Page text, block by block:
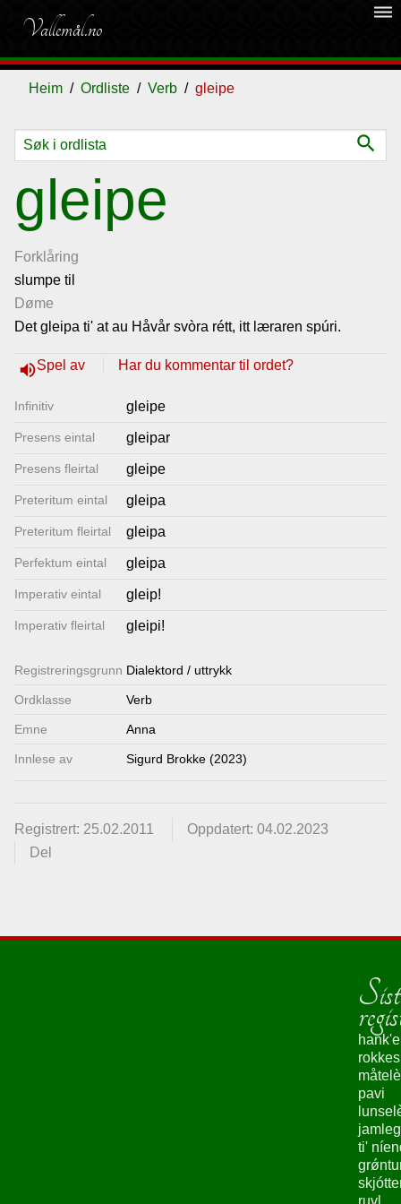
Vallemål.no
dehaze
Heim Ordliste Verb gleipe
search
gleipe
Forklåring
slumpe til
Døme
Det gleipa ti' at au Håvår svòra rétt, itt læraren spúri.
volume_upSpel av Har du kommentar til ordet?
Infinitiv gleipe
Presens eintal gleipar
Presens fleirtal gleipe
Preteritum eintal gleipa
Preteritum fleirtal gleipa
Perfektum eintal gleipa
Imperativ eintal gleip!
Imperativ fleirtal gleipi!
Registrerings­grunn Dialektord / uttrykk
Ordklasse Verb
Emne Anna
Innlese av Sigurd Brokke (2023)
Registrert: 25.02.2011
Oppdatert: 04.02.2023
Del
Ordliste
Om
vallemålet
Gjestebok
Nyhende
Lenkjer
oss
hank'e
pavi
ti'
ruvl